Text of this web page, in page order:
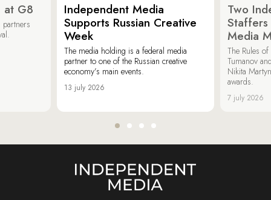
at G8
Independent Media
Supports Russian Creative
Week
The media holding is a federal media
partner to one of the Russian creative
economy’s main events.
13 july 2026
Two
Media
The Rules
Tumanov
Nikita
awards.
7 july 2026